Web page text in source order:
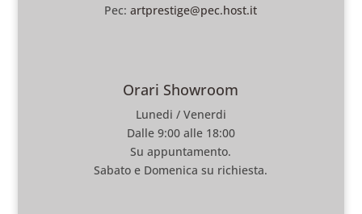
Pec:artprestige@pec.host.it
Orari Showroom
Lunedi / Venerdi
Dalle 9:00 alle 18:00
Su appuntamento.
Sabato e Domenica su richiesta.